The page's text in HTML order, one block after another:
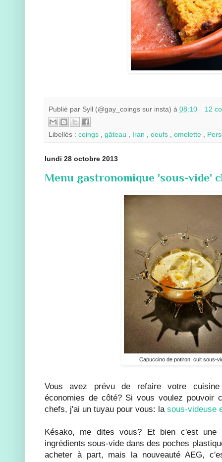
Publié par Syll (@gay_coings sur insta) à 08:10 12
Libellés : coings , gâteau , Iran , oeufs , omelette ,
lundi 28 octobre 2013
Menu gastronomique 'sous-vide'
Capuccino de potiron, cuit sous-
Vous avez prévu de refaire votre
économies de côté? Si vous voulez pouvoir
chefs, j'ai un tuyau pour vous: la sous-videuse
Késako, me dites vous? Et bien c'est une
ingrédients sous-vide dans des poches
acheter à part, mais la nouveauté AEG,